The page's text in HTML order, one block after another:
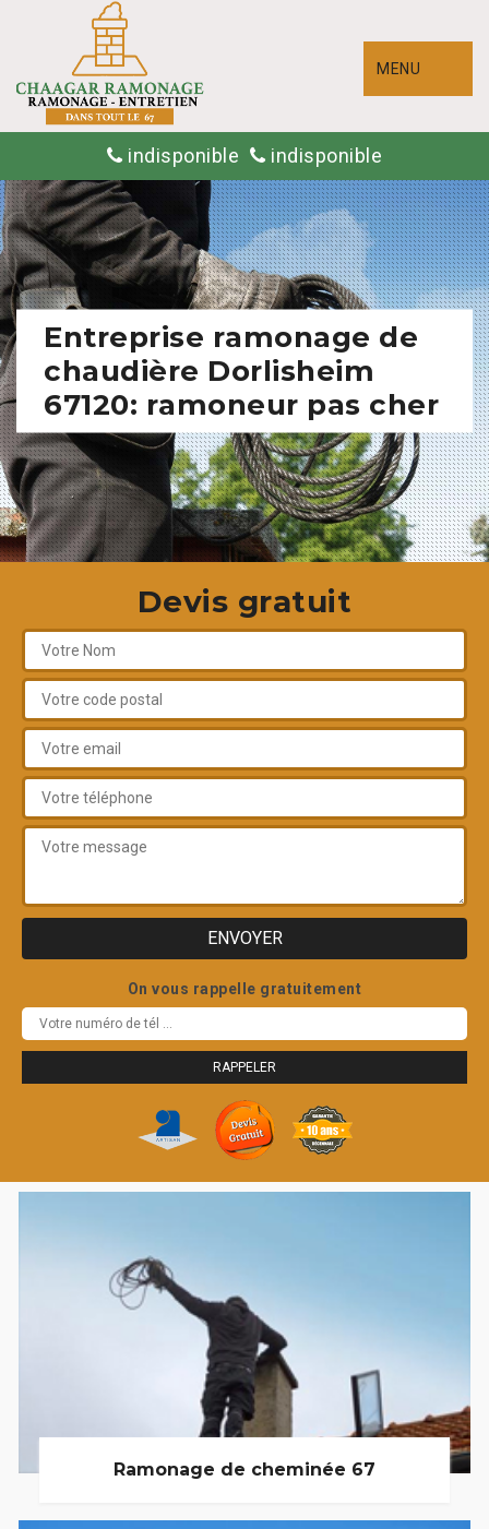
MENU
indisponible indisponible
Entreprise ramonage de
chaudière Dorlisheim
67120: ramoneur pas cher
Devis gratuit
On vous rappelle gratuitement
Ramonage de cheminée 67